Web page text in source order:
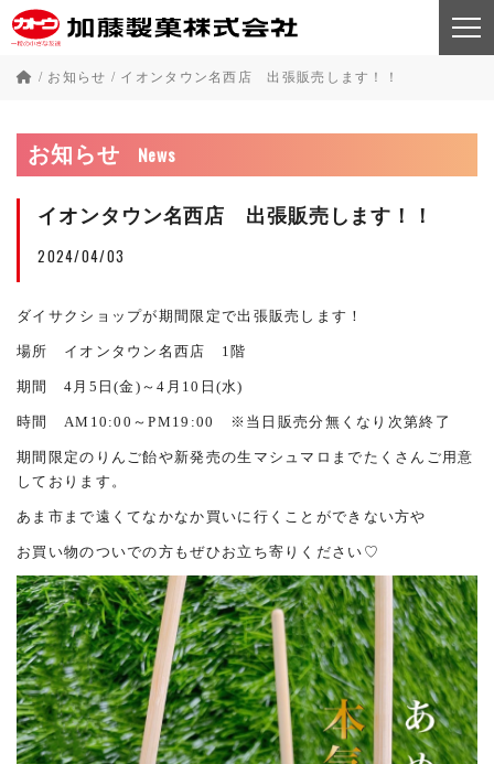
/ お知らせ / イオンタウン名西店 出張販売します！！
お知らせ News
イオンタウン名西店 出張販売します！！
2024/04/03
ダイサクショップが期間限定で出張販売します！
場所 イオンタウン名西店 1階
期間 4月5日(金)～4月10日(水)
時間 AM10:00～PM19:00 ※当日販売分無くなり次第終了
期間限定のりんご飴や新発売の生マシュマロまでたくさんご用意
しております。
あま市まで遠くてなかなか買いに行くことができない方や
お買い物のついでの方もぜひお立ち寄りください♡